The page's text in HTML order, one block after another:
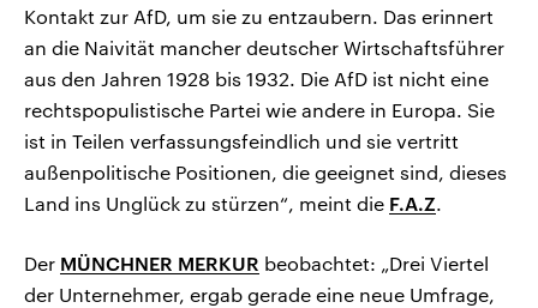
Kontakt zur AfD, um sie zu entzaubern. Das erinnert
an die Naivität mancher deutscher Wirtschaftsführer
aus den Jahren 1928 bis 1932. Die AfD ist nicht eine
rechtspopulistische Partei wie andere in Europa. Sie
ist in Teilen verfassungsfeindlich und sie vertritt
außenpolitische Positionen, die geeignet sind, dieses
Land ins Unglück zu stürzen“, meint die F.A.Z.
Der MÜNCHNER MERKUR beobachtet: „Drei Viertel
der Unternehmer, ergab gerade eine neue Umfrage,